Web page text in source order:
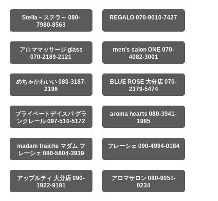
Stella～ステラ～ 080-
7980-8563
REGALO 070-9010-7427
アロママッサージ glass
070-2189-2121
men’s salon ONE 070-
4082-3001
めちゃかわいい 080-3187-
2196
BLUE ROSE 大分店 070-
2379-5474
プライベートデイスパ グラ
ンクレール 097-510-5172
aroma hearts 080-3941-
1985
madam fraiche マダム フ
レーシェ 080-5804-3939
フレーシェ 090-4994-0184
アップルティ 大分店 090-
1922-9191
アロマサロン 080-9051-
0234